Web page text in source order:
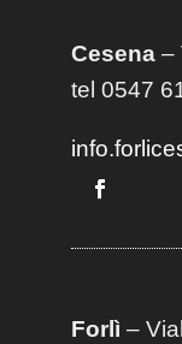
Cesena–
tel 0547
Forlì –